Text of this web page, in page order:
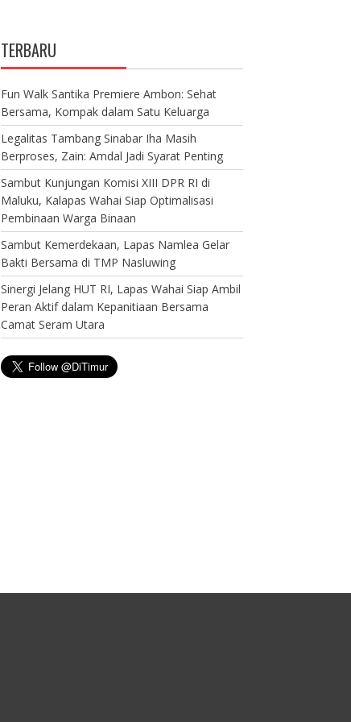
TERBARU
Fun Walk Santika Premiere Ambon: Sehat
Bersama, Kompak dalam Satu Keluarga
Legalitas Tambang Sinabar Iha Masih
Berproses, Zain: Amdal Jadi Syarat Penting
Sambut Kunjungan Komisi XIII DPR RI di
Maluku, Kalapas Wahai Siap Optimalisasi
Pembinaan Warga Binaan
Sambut Kemerdekaan, Lapas Namlea Gelar
Bakti Bersama di TMP Nasluwing
Sinergi Jelang HUT RI, Lapas Wahai Siap Ambil
Peran Aktif dalam Kepanitiaan Bersama
Camat Seram Utara